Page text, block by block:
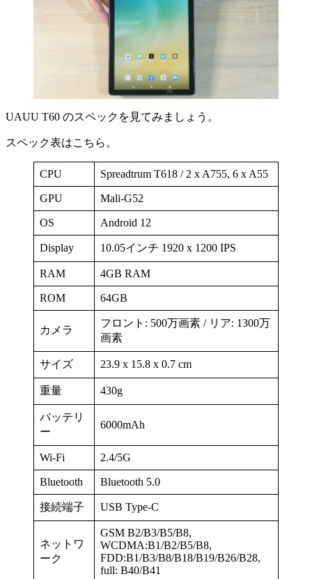
UAUU T60 のスペックを見てみましょう。
スペック表はこちら。
CPU Spreadtrum T618 / 2 x A755, 6 x A55
GPU Mali-G52
OS Android 12
Display 10.05インチ 1920 x 1200 IPS
RAM 4GB RAM
ROM 64GB
カメラ
フロント: 500万画素 / リア: 1300万
画素
サイズ 23.9 x 15.8 x 0.7 cm
重量 430g
バッテリ
ー
6000mAh
Wi-Fi 2.4/5G
Bluetooth Bluetooth 5.0
接続端子 USB Type-C
ネットワ
ーク
GSM B2/B3/B5/B8,
WCDMA:B1/B2/B5/B8,
FDD:B1/B3/B8/B18/B19/B26/B28,
full: B40/B41